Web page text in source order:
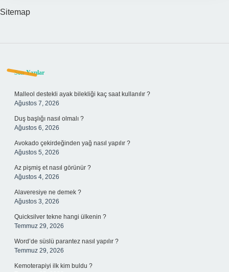
Sitemap
Sidebar
Son Yazılar
Malleol destekli ayak bilekliği kaç saat kullanılır ?
Ağustos 7, 2026
Duş başlığı nasıl olmalı ?
Ağustos 6, 2026
Avokado çekirdeğinden yağ nasıl yapılır ?
Ağustos 5, 2026
Az pişmiş et nasıl görünür ?
Ağustos 4, 2026
Alaveresiye ne demek ?
Ağustos 3, 2026
Quicksilver tekne hangi ülkenin ?
Temmuz 29, 2026
Word’de süslü parantez nasıl yapılır ?
Temmuz 29, 2026
Kemoterapiyi ilk kim buldu ?